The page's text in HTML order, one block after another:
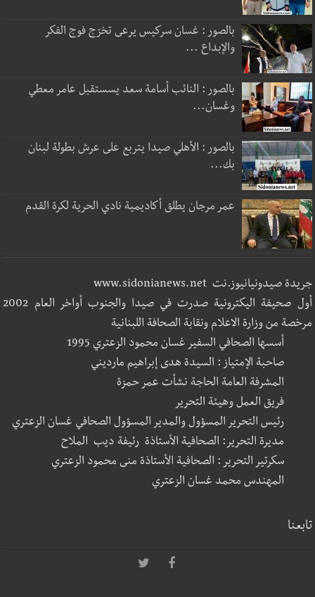
بالصور : غسان سركيس يرعى تخرّج فوج الفكر
والإبداع ...
بالصور : النائب أسامة سعد يسستقبل عامر معطي
وغسان...
بالصور : الأهلي صيدا يتربع على عرش بطولة لبنان
بك...
عمر مرجان يطلق أكاديمية نادي الحرية لكرة القدم
جريدة صيدونيانيوز.نت www.sidonianews.net
أول صحيفة اليكترونية صدرت في صيدا والجنوب أواخر العام 2002
مرخصة من وزارة الاعلام ونقابة الصحافة اللبنانية
أسسها الصحافي السفير غسان محمود الزعتري 1995
صاحبة الإمتياز : السيدة هدى إبراهيم مارديني
المشرفة العامة الحاجة نشأت عمر حمزة
فريق العمل وهيئة التحرير
رئيس التحرير المسؤول والمدير المسؤول الصحافي غسان الزعتري
مديرة التحرير: الصحافية الأستاذة رئيفة ديب الملاح
سكرتير التحرير : الصحافية الأستاذة منى محمود الزعتري
المهندس محمد غسان الزعتري
تابعنا